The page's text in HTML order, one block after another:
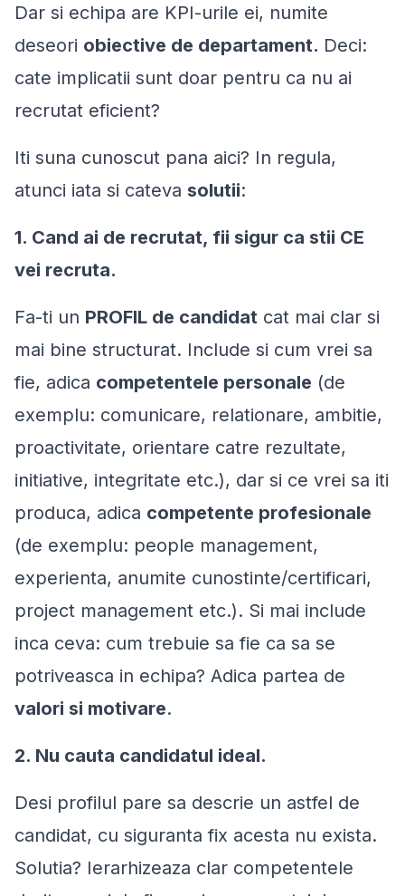
Dar si echipa are KPI-urile ei, numite
deseori obiective de departament. Deci:
cate implicatii sunt doar pentru ca nu ai
recrutat eficient?
Iti suna cunoscut pana aici? In regula,
atunci iata si cateva solutii:
1. Cand ai de recrutat, fii sigur ca stii CE
vei recruta.
Fa-ti un PROFIL de candidat cat mai clar si
mai bine structurat. Include si cum vrei sa
fie, adica competentele personale (de
exemplu: comunicare, relationare, ambitie,
proactivitate, orientare catre rezultate,
initiative, integritate etc.), dar si ce vrei sa iti
produca, adica competente profesionale
(de exemplu: people management,
experienta, anumite cunostinte/certificari,
project management etc.). Si mai include
inca ceva: cum trebuie sa fie ca sa se
potriveasca in echipa? Adica partea de
valori si motivare.
2. Nu cauta candidatul ideal.
Desi profilul pare sa descrie un astfel de
candidat, cu siguranta fix acesta nu exista.
Solutia? Ierarhizeaza clar competentele